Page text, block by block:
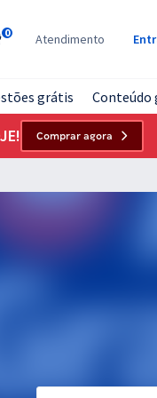
0 Atendimento
grátis
Comprar agora